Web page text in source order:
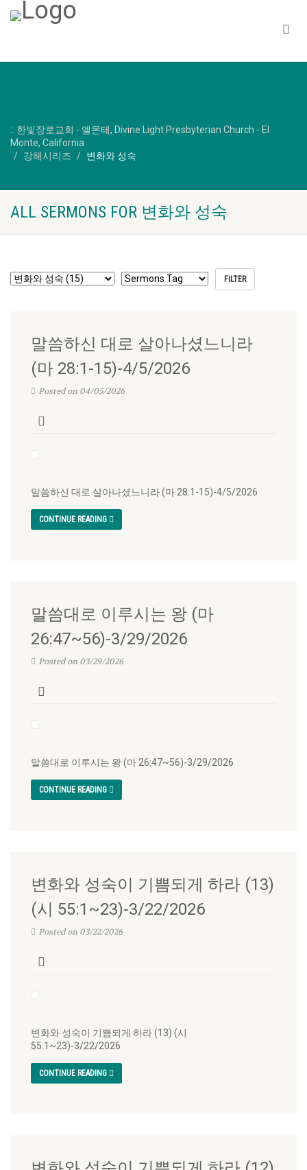
:: 한빛장로교회 - 엘몬테, Divine Light Presbyterian Church - El
Monte, California
강해시리즈
변화와 성숙
ALL SERMONS FOR 변화와 성숙
말씀하신 대로 살아나셨느니라
(마 28:1-15)-4/5/2026
Posted on 04/05/2026
말씀하신 대로 살아나셨느니라 (마 28:1-15)-4/5/2026
CONTINUE READING
말씀대로 이루시는 왕 (마
26:47~56)-3/29/2026
Posted on 03/29/2026
말씀대로 이루시는 왕 (마 26:47~56)-3/29/2026
CONTINUE READING
변화와 성숙이 기쁨되게 하라 (13)
(시 55:1~23)-3/22/2026
Posted on 03/22/2026
변화와 성숙이 기쁨되게 하라 (13) (시
55:1~23)-3/22/2026
CONTINUE READING